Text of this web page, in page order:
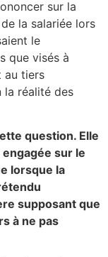
sur la
la salariée lors
le
que visés à
au tiers
la réalité des
question. Elle
sur le
lorsque la
supposant que
à ne pas